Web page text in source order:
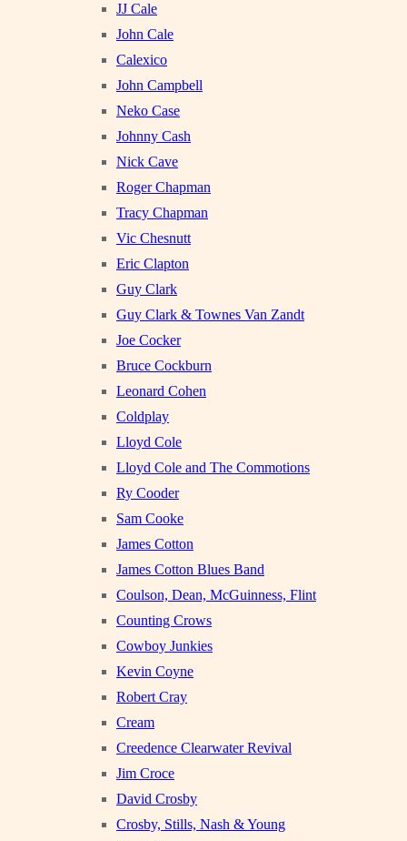
JJ Cale
John Cale
Calexico
John Campbell
Neko Case
Johnny Cash
Nick Cave
Roger Chapman
Tracy Chapman
Vic Chesnutt
Eric Clapton
Guy Clark
Guy Clark & Townes Van Zandt
Joe Cocker
Bruce Cockburn
Leonard Cohen
Coldplay
Lloyd Cole
Lloyd Cole and The Commotions
Ry Cooder
Sam Cooke
James Cotton
James Cotton Blues Band
Coulson, Dean, McGuinness, Flint
Counting Crows
Cowboy Junkies
Kevin Coyne
Robert Cray
Cream
Creedence Clearwater Revival
Jim Croce
David Crosby
Crosby, Stills, Nash & Young